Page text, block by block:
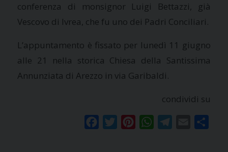
conferenza di monsignor Luigi Bettazzi, già
Vescovo di Ivrea, che fu uno dei Padri Conciliari.
L’appuntamento è fissato per lunedì 11 giugno
alle 21 nella storica Chiesa della Santissima
Annunziata di Arezzo in via Garibaldi.
condividi su
FacebookTwitterPinterestWhatsAppTelegram
Email